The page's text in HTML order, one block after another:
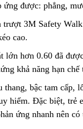
ứng được: phẳng,
trượt 3M Safety
cao.
lớn hơn 0.60 đã
khả năng hạn
thang, bậc tam cấp,
hiểm. Đặc biệt, trẻ
ứng nhanh nên
Sóng
Lõi Lọc
Nối Ren